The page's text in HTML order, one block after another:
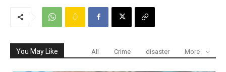
You May Like All Crime disaster More